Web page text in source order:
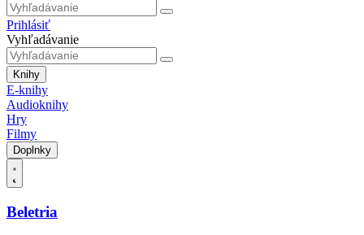
Prihlásiť
Vyhľadávanie
Knihy
E-knihy
Audioknihy
Hry
Filmy
Doplnky
Beletria